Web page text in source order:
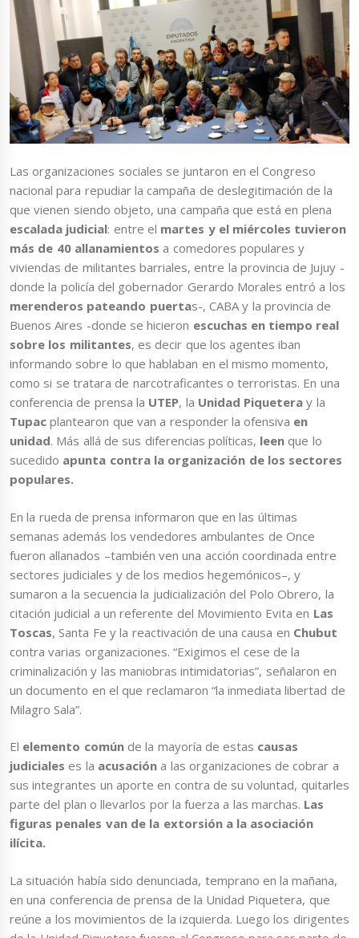
Las organizaciones sociales se juntaron en el Congreso
nacional para repudiar la campaña de deslegitimación de la
que vienen siendo objeto, una campaña que está en plena
escalada judicial: entre el martes y el miércoles tuvieron
más de 40 allanamientosa comedores populares y
viviendas de militantes barriales, entre la provincia de Jujuy -
donde la policía del gobernador Gerardo Morales entró a los
merenderos pateando puertas-, CABA y la provincia de
Buenos Aires -donde se hicieron escuchas en tiempo real
sobre los militantes, es decir que los agentes iban
informando sobre lo que hablaban en el mismo momento,
como si se tratara de narcotraficantes o terroristas. En una
conferencia de prensa la UTEP, la Unidad Piquetera y la
Tupac plantearon que van a responder la ofensiva en
unidad. Más allá de sus diferencias políticas, leenque lo
sucedido apunta contra la organización de los sectores
populares.
En la rueda de prensa informaron que en las últimas
semanas además los vendedores ambulantes de Once
fueron allanados –también ven una acción coordinada entre
sectores judiciales y de los medios hegemónicos–, y
sumaron a la secuencia la judicialización del Polo Obrero, la
citación judicial a un referente del Movimiento Evita en Las
Toscas, Santa Fe y la reactivación de una causa en Chubut
contra varias organizaciones. “Exigimos el cese de la
criminalización y las maniobras intimidatorias”, señalaron en
un documento en el que reclamaron “la inmediata libertad de
Milagro Sala”.
El elemento comúnde la mayoría de estas causas
judiciales es la acusacióna las organizaciones de cobrar a
sus integrantes un aporte en contra de su voluntad, quitarles
parte del plan o llevarlos por la fuerza a las marchas. Las
figuras penales van de la extorsión a la asociación
ilícita.
La situación había sido denunciada, temprano en la mañana,
en una conferencia de prensa de la Unidad Piquetera, que
reúne a los movimientos de la izquierda. Luego los dirigentes